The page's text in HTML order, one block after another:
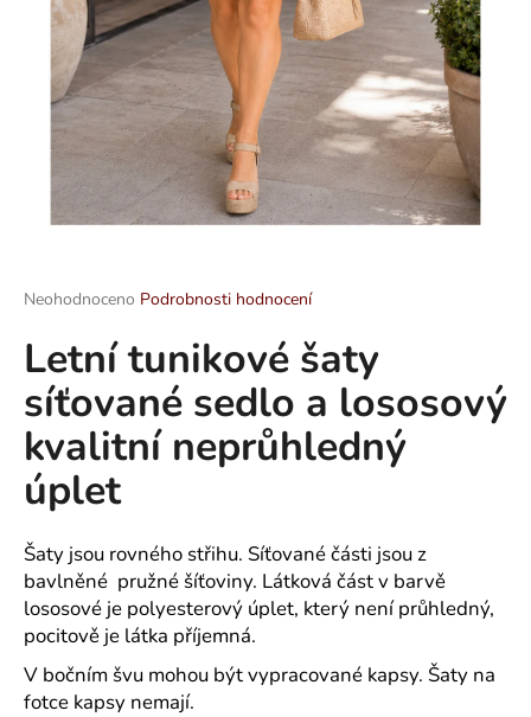
Průměrné
produktu
je
z
5
hvězdiček.
Neohodnoceno Podrobnosti hodnocení
Letní tunikové šaty
síťované sedlo a lososový
kvalitní neprůhledný
úplet
Šaty jsou rovného střihu. Síťované části jsou z
bavlněné pružné šíťoviny. Látková část v barvě
lososové je polyesterový úplet, který není průhledný,
pocitově je látka příjemná.
V bočním švu mohou být vypracované kapsy. Šaty na
fotce kapsy nemají.
D
o
p
o
r
u
č
u
j
e
m
e